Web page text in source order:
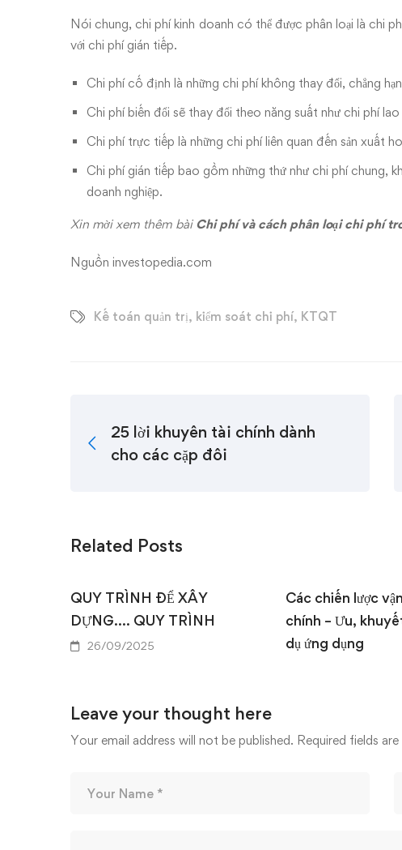
Nói chung, chi phí kinh doanh có thể được phân loại là chi
với chi phí gián tiếp.
Chi phí cố định là những chi phí không thay đổi, chẳng
Chi phí biến đổi sẽ thay đổi theo năng suất như chi phí
Chi phí trực tiếp là những chi phí liên quan đến sản xuất
Chi phí gián tiếp bao gồm những thứ như chi phí chung,
doanh nghiệp.
Xin mời xem thêm bài Chi phí và cách phân loại chi phí
Nguồn investopedia.com
Kế toán quản trị, kiểm soát chi phí, KTQT
25 lời khuyên tài chính dành
cho các cặp đôi
Related Posts
QUY TRÌNH ĐỂ XÂY
DỰNG…. QUY TRÌNH
26/09/2025
Các chiến lược
chính – Ưu,
dụ ứng dụng
Leave your thought here
Your email address will not be published. Required fields are